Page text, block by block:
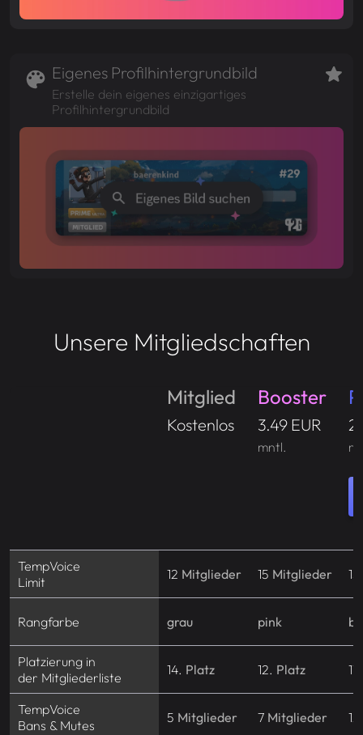
Eigenes Profilhintergrundbild
Erstelle dein eigenes einzigartiges
Profilhintergrundbild
Unsere Mitgliedschaften
Mitglied
Kostenlos
Booster
3.49 EUR
mntl.
TempVoice
Limit
12 Mitglieder 15 Mitglieder 15
Rangfarbe grau pink
Platzierung in
der Mitgliederliste
14. Platz 12. Platz 11.
TempVoice
Bans & Mutes
5 Mitglieder 7 Mitglieder 12